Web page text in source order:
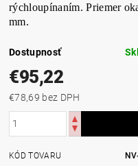
rýchloupínaním. Priemer
mm.
Dostupnosť
€95,22
€78,69 bez DPH
KÓD TOVARU